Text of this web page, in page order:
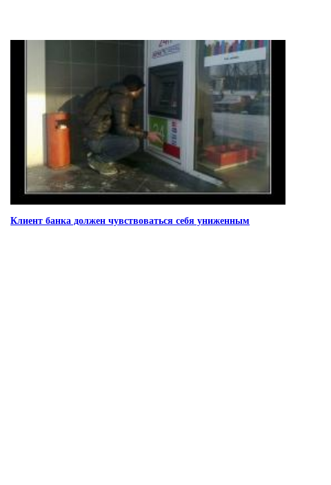
Клиент банка должен чувствоваться себя униженным